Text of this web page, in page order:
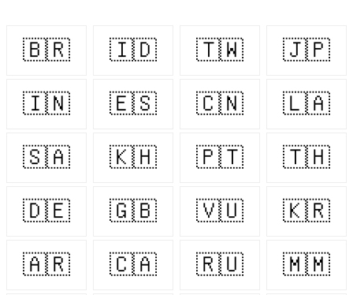
🇧🇷 🇮🇩 🇹🇼 🇯🇵
🇮🇳 🇪🇸 🇨🇳 🇱🇦
🇸🇦 🇰🇭 🇵🇹 🇹🇭
🇩🇪 🇬🇧 🇻🇺 🇰🇷
🇦🇷 🇨🇦 🇷🇺 🇲🇲